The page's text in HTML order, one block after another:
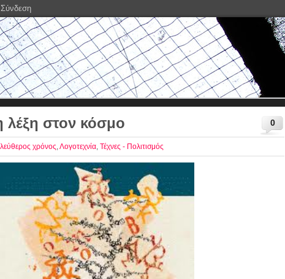
0
λέξη στον κόσμο
χρόνος,Λογοτεχνία, Τέχνες - Πολιτισμός
Σύνδεση